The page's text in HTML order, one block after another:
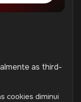
as third-
cookies diminui